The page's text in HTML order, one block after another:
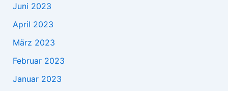
Juni 2023
April 2023
März 2023
Februar 2023
Januar 2023